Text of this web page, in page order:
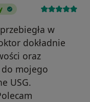
w
dokładnie
oraz
do mojego
USG.